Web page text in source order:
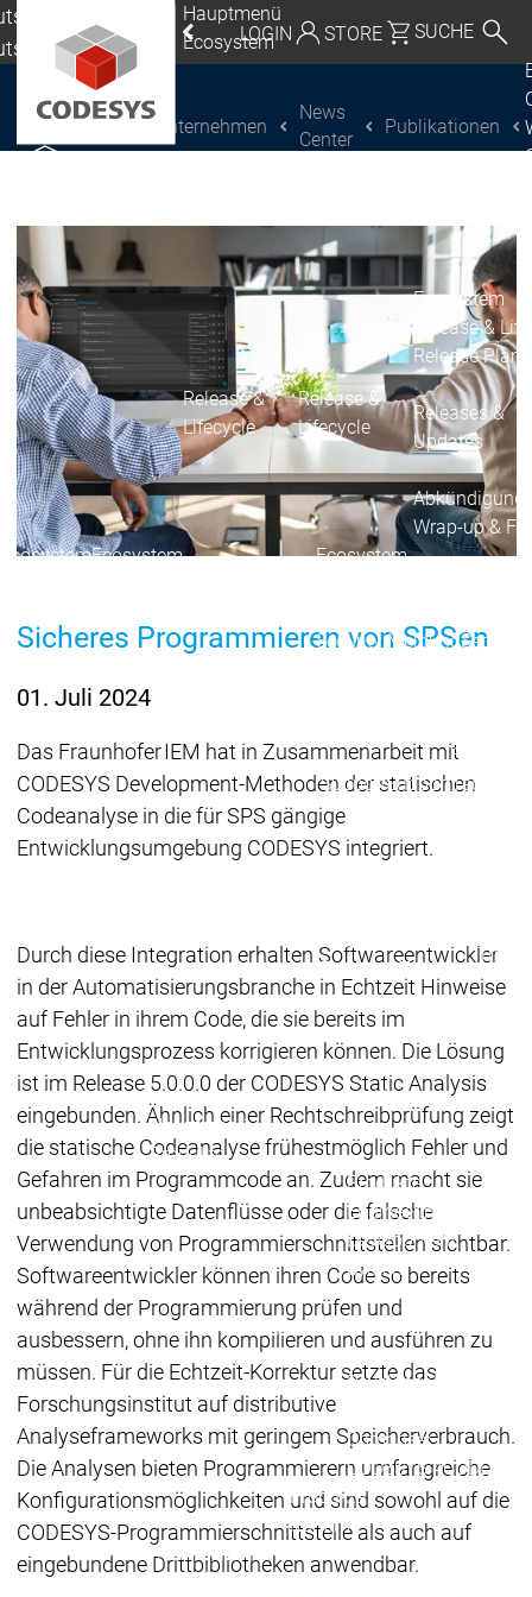
|
| Deutsch
Global | English
Italia | Italiano
China | 中文
LOGIN STORE SUCHE
EcosystemEcosystem
Hauptmenü
Ecosystem
Release &
Lifecycle
Release &
Lifecycle
Ecosystem
Release &
Release Plan
Releases &
Updates
Wrap-up &
Ecosystem
Security Meldung
SupportSupport
Support
Academy
Training
Academy
Training
Download
VertriebVertrieb
Hauptmenü
Produkte
Engineering Engineering
Produkte
Engineering
Development
System
AI-supported
Engineering
Professional
Developer Edition
Composer
CODESYS 4CODESYS
Runtime Runtime
Produkte
Runtime
Control SL
CODESYS Group
Unternehmen
News
Center
Publikationen
Sicheres Programmieren von SPSen
01. Juli 2024
Das Fraunhofer IEM hat in Zusammenarbeit mit
CODESYS Development-Methoden der statischen
Codeanalyse in die für SPS gängige
Entwicklungsumgebung CODESYS integriert.
Durch diese Integration erhalten Softwareentwickler
in der Automatisierungsbranche in Echtzeit Hinweise
auf Fehler in ihrem Code, die sie bereits im
Entwicklungsprozess korrigieren können. Die Lösung
ist im Release 5.0.0.0 der CODESYS Static Analysis
eingebunden. Ähnlich einer Rechtschreibprüfung zeigt
die statische Codeanalyse frühestmöglich Fehler und
Gefahren im Programmcode an. Zudem macht sie
unbeabsichtigte Datenflüsse oder die falsche
Verwendung von Programmierschnittstellen sichtbar.
Softwareentwickler können ihren Code so bereits
während der Programmierung prüfen und
ausbessern, ohne ihn kompilieren und ausführen zu
müssen. Für die Echtzeit-Korrektur setzte das
Forschungsinstitut auf distributive
Analyseframeworks mit geringem Speicherverbrauch.
Die Analysen bieten Programmierern umfangreiche
Konfigurationsmöglichkeiten und sind sowohl auf die
CODESYS-Programmierschnittstelle als auch auf
eingebundene Drittbibliotheken anwendbar.